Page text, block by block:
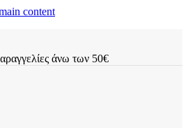
content
άνω των 50€